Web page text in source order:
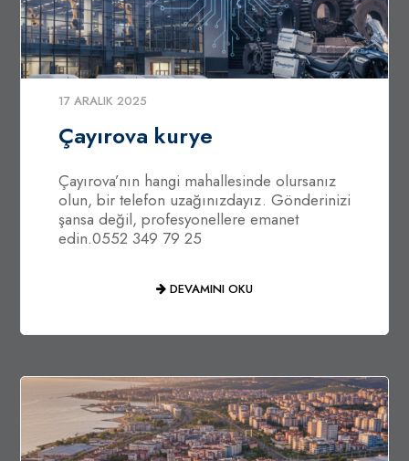
17 ARALIK 2025
Çayırova kurye
Çayırova’nın hangi mahallesinde olursanız
olun, bir telefon uzağınızdayız. Gönderinizi
şansa değil, profesyonellere emanet
edin.0552 349 79 25
DEVAMINI OKU